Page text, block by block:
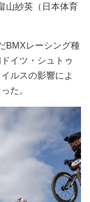
山紗英（日本体育
BMXレーシング種
イツ・シュトゥ
ルスの影響によ
た。